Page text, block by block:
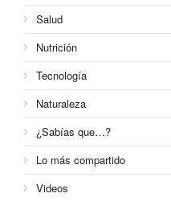
Salud
Nutrición
Tecnología
Naturaleza
¿Sabías que…?
Lo más compartido
Videos